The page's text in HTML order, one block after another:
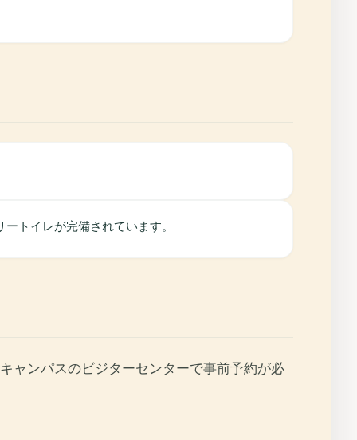
トイレが完備されています。
ャンパスのビジターセンターで事前予約が必